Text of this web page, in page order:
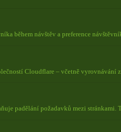
během návštěv a preference
Cloudflare – včetně
padělání požadavků mezi stránkami.